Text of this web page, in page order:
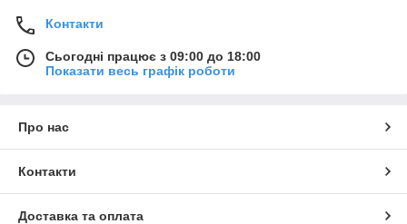
Контакти
Сьогодні працює з 09:00 до 18:00
Показати весь графік роботи
Про нас
Контакти
Доставка та оплата